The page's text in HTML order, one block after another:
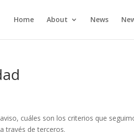
Home About News
cuáles son los criterios que
través de terceros.